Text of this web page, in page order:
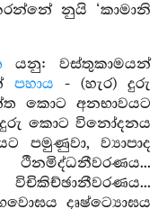
නුයි ‘කාමානි
යනු: වස්තුකාමයන්
පහාය - (හැර) දුරු
කොට අනභාවයට
දුරු කොට විනෝදනය
පමුණුවා, ව්‍යාපාද
දෘෂ්ට්‍යොඝය